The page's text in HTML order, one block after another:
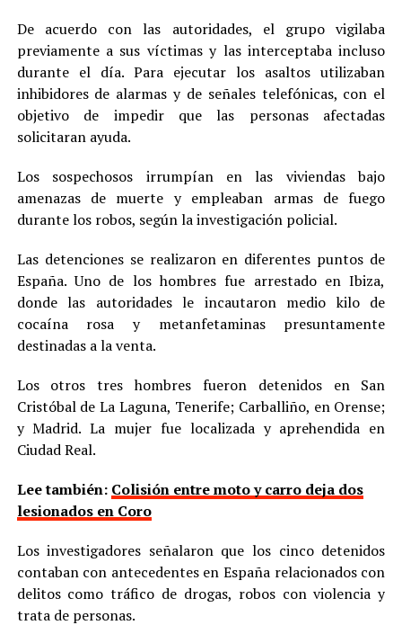
De acuerdo con las autoridades, el grupo vigilaba
previamente a sus víctimas y las interceptaba incluso
durante el día. Para ejecutar los asaltos utilizaban
inhibidores de alarmas y de señales telefónicas, con el
objetivo de impedir que las personas afectadas
solicitaran ayuda.
Los sospechosos irrumpían en las viviendas bajo
amenazas de muerte y empleaban armas de fuego
durante los robos, según la investigación policial.
Las detenciones se realizaron en diferentes puntos de
España. Uno de los hombres fue arrestado en Ibiza,
donde las autoridades le incautaron medio kilo de
cocaína rosa y metanfetaminas presuntamente
destinadas a la venta.
Los otros tres hombres fueron detenidos en San
Cristóbal de La Laguna, Tenerife; Carballiño, en Orense;
y Madrid. La mujer fue localizada y aprehendida en
Ciudad Real.
Lee también: Colisión entre moto y carro deja dos
lesionados en Coro
Los investigadores señalaron que los cinco detenidos
contaban con antecedentes en España relacionados con
delitos como tráfico de drogas, robos con violencia y
trata de personas.